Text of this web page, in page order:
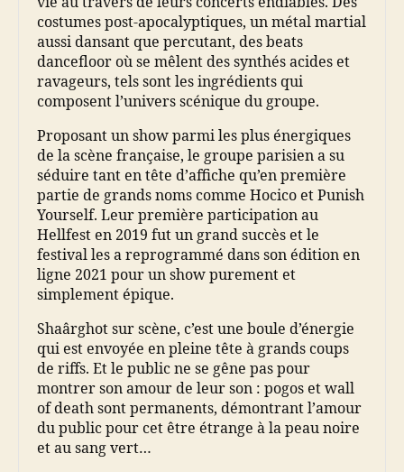
costumes post-apocalyptiques, un métal martial
aussi dansant que percutant, des beats
dancefloor où se mêlent des synthés acides et
ravageurs, tels sont les ingrédients qui
composent l’univers scénique du groupe.
Proposant un show parmi les plus énergiques
de la scène française, le groupe parisien a su
séduire tant en tête d’affiche qu’en première
partie de grands noms comme Hocico et Punish
Yourself. Leur première participation au
Hellfest en 2019 fut un grand succès et le
festival les a reprogrammé dans son édition en
ligne 2021 pour un show purement et
simplement épique.
Shaârghot sur scène, c’est une boule d’énergie
qui est envoyée en pleine tête à grands coups
de riffs. Et le public ne se gêne pas pour
montrer son amour de leur son : pogos et wall
of death sont permanents, démontrant l’amour
du public pour cet être étrange à la peau noire
et au sang vert…